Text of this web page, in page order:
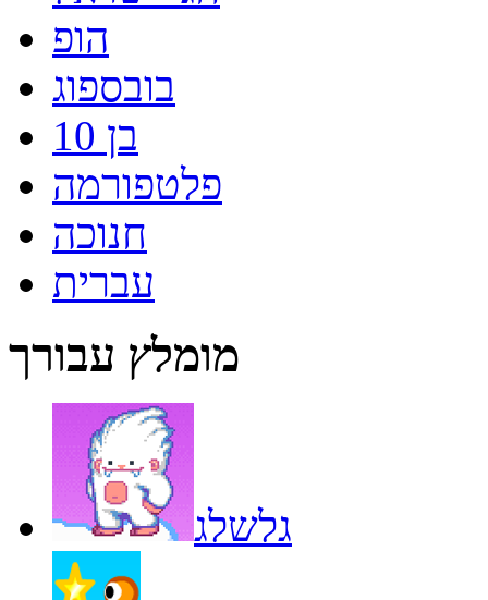
הופ
בובספוג
בן 10
פלטפורמה
חנוכה
עברית
מומלץ עבורך
גלשלג